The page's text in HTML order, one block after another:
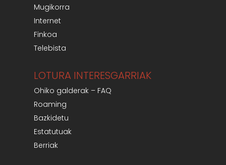
Mugikorra
Internet
Finkoa
Telebista
LOTURA INTERESGARRIAK
Ohiko galderak – FAQ
Roaming
Bazkidetu
Estatutuak
Berriak